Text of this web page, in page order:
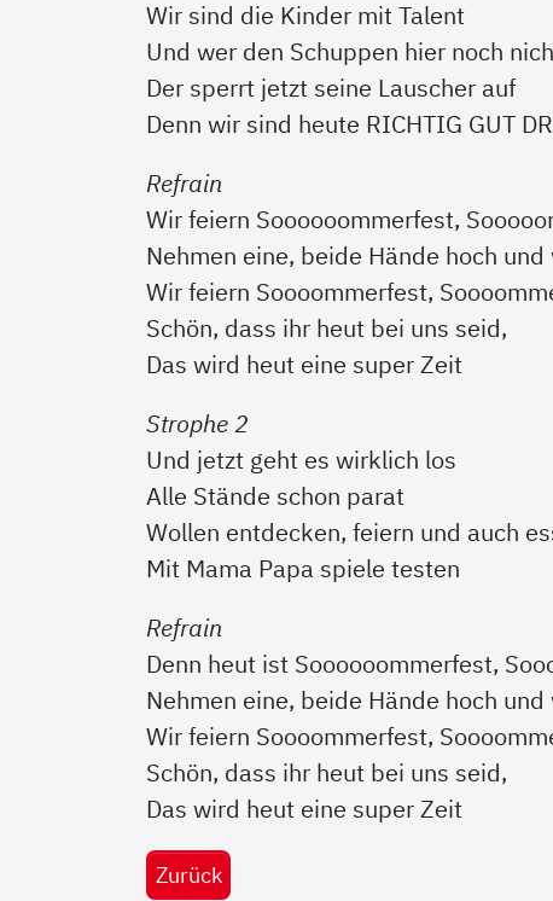
Wir sind die Kinder mit Talent
Und wer den Schuppen hier noch
Der sperrt jetzt seine Lauscher auf
Denn wir sind heute RICHTIG GUT
Refrain
Wir feiern Soooooommerfest,
Nehmen eine, beide Hände hoch
Wir feiern Soooommerfest,
Schön, dass ihr heut bei uns seid,
Das wird heut eine super Zeit
Strophe 2
Und jetzt geht es wirklich los
Alle Stände schon parat
Wollen entdecken, feiern und auch
Mit Mama Papa spiele testen
Refrain
Denn heut ist Soooooommerfest,
Nehmen eine, beide Hände hoch
Wir feiern Soooommerfest,
Schön, dass ihr heut bei uns seid,
Das wird heut eine super Zeit
Zurück